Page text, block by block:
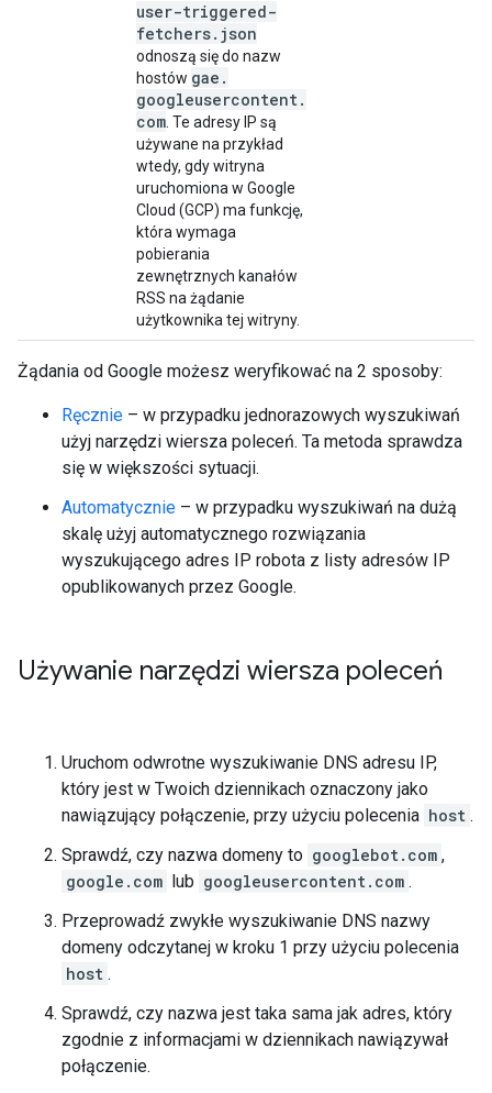
user-triggered-
fetchers. json
odnoszą się do nazw
hostów gae .
googleusercontent.
com . Te adresy IP są
używane na przykład
wtedy, gdy witryna
uruchomiona w Google
Cloud (GCP) ma funkcję,
która wymaga
pobierania
zewnętrznych kanałów
RSS na żądanie
użytkownika tej witryny.
Żądania od Google możesz weryfikować na 2 sposoby:
Ręcznie – w przypadku jednorazowych wyszukiwań
użyj narzędzi wiersza poleceń. Ta metoda sprawdza
się w większości sytuacji.
Automatycznie – w przypadku wyszukiwań na dużą
skalę użyj automatycznego rozwiązania
wyszukującego adres IP robota z listy adresów IP
opublikowanych przez Google.
Używanie narzędzi wiersza poleceń
Uruchom odwrotne wyszukiwanie DNS adresu IP,
który jest w Twoich dziennikach oznaczony jako
nawiązujący połączenie, przy użyciu polecenia host .
Sprawdź, czy nazwa domeny to googlebot.com ,
google.com lub googleusercontent.com .
Przeprowadź zwykłe wyszukiwanie DNS nazwy
domeny odczytanej w kroku 1 przy użyciu polecenia
host .
Sprawdź, czy nazwa jest taka sama jak adres, który
zgodnie z informacjami w dziennikach nawiązywał
połączenie.